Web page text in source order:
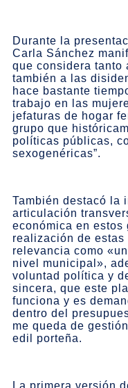
Durante la
Carla Sánchez
que considera tanto
también a las
hace bastante
trabajo en las
jefaturas de hogar
grupo que
políticas públicas,
sexogenéricas”.
También destacó la
articulación
económica en estos
realización de
relevancia como
nivel municipal»,
voluntad política y
sincera, que este
funciona y es
dentro del
me queda de
edil porteña.
La primera versión